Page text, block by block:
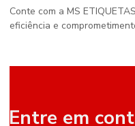
Conte com a MS
eficiência e
Entre em